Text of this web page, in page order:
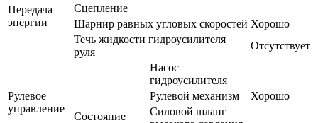
Передача
энергии
Сцепление
Шарнир равных угловых скоростей Хорошо
Рулевое
управление
Течь жидкости гидроусилителя
руля
Отсутствует
Состояние
Насос
гидроусилителя
Рулевой механизм
Хорошо
Силовой шланг